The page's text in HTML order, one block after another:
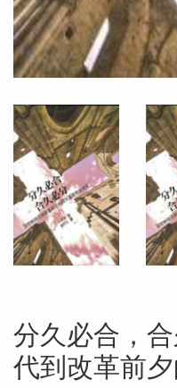
分久必合，
代到改革前